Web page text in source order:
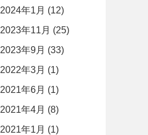
2024年1月 (12)
2023年11月 (25)
2023年9月 (33)
2022年3月 (1)
2021年6月 (1)
2021年4月 (8)
2021年1月 (1)